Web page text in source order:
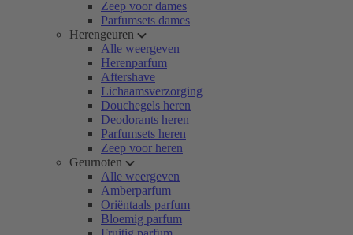
Zeep voor dames
Parfumsets dames
Herengeuren
Alle weergeven
Herenparfum
Aftershave
Lichaamsverzorging
Douchegels heren
Deodorants heren
Parfumsets heren
Zeep voor heren
Geurnoten
Alle weergeven
Amberparfum
Oriëntaals parfum
Bloemig parfum